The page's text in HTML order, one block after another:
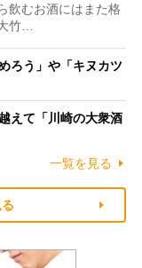
飲むお酒にはまた格
竹…
ろう」や「キヌカツ
えて「川崎の大衆酒
一覧を見る